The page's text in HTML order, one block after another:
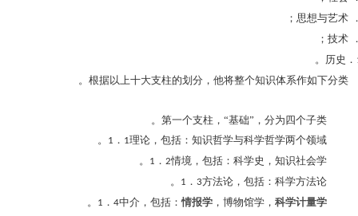
思想与艺术；
技术；
历史。
根据以上十大支柱的划分，他将整个知识体系作如下分类。
第一个支柱，“基础”，分为四个子类。
1 ． 1理论，包括：知识哲学与科学哲学两个领域。
1 ． 2情境，包括：科学史，知识社会学。
1 ． 3方法论，包括：科学方法论。
1 ． 4中介，包括：情报学 ，博物馆学， 科学计量学
。